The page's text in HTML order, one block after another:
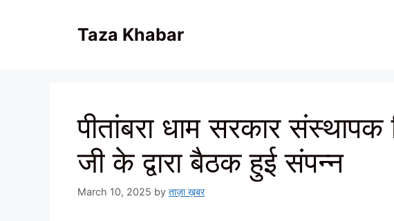
Taza Khabar
पीतांबरा धाम सरकार संस्थापक
जी के द्वारा बैठक हुई संपन्न
March 10, 2025 by ताज़ा ख़बर